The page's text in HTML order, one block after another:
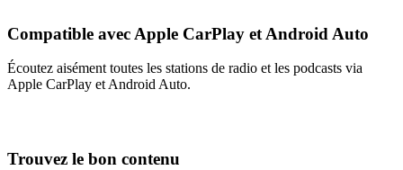
Compatible avec Apple CarPlay et Android Auto
Écoutez aisément toutes les stations de radio et les podcasts via
Apple CarPlay et Android Auto.
Trouvez le bon contenu